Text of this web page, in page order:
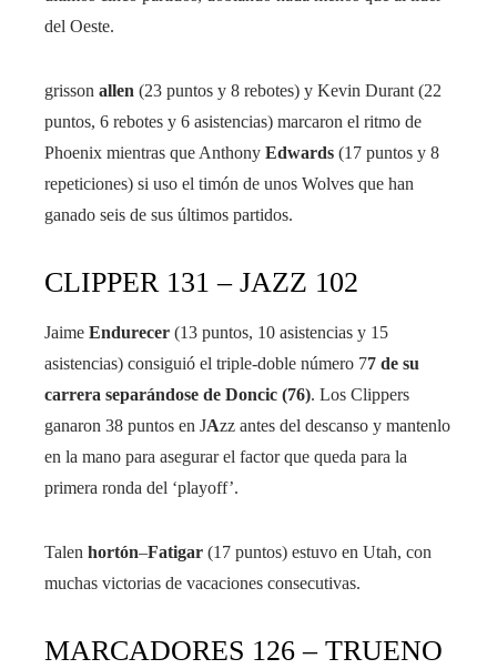
del Oeste.
grisson allen (23 puntos y 8 rebotes) y Kevin Durant (22
puntos, 6 rebotes y 6 asistencias) marcaron el ritmo de
Phoenix mientras que Anthony Edwards (17 puntos y 8
repeticiones) si uso el timón de unos Wolves que han
ganado seis de sus últimos partidos.
CLIPPER 131 – JAZZ 102
Jaime Endurecer (13 puntos, 10 asistencias y 15
asistencias) consiguió el triple-doble número 77 de su
carrera separándose de Doncic (76). Los Clippers
ganaron 38 puntos en JAzz antes del descanso y mantenlo
en la mano para asegurar el factor que queda para la
primera ronda del ‘playoff’.
Talen hortón–Fatigar (17 puntos) estuvo en Utah, con
muchas victorias de vacaciones consecutivas.
MARCADORES 126 – TRUENO